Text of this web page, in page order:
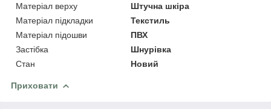
Матеріал верху
Штучна шкіра
Матеріал підкладки
Текстиль
Матеріал підошви
ПВХ
Застібка
Шнурівка
Стан
Новий
Приховати